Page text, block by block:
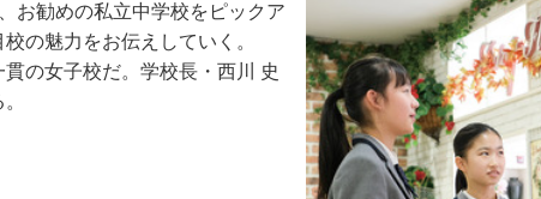
お勧めの私立中学校をピックア
の魅力をお伝えしていく。
の女子校だ。学校長・西川 史